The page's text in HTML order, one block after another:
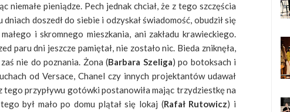
pieniądze. Pech jednak chciał, że z tego szczęścia
doszedł do siebie i odzyskał świadomość, obudził się
i skromnego mieszkania, ani zakładu krawieckiego.
paru dni jeszcze pamiętał, nie zostało nic. Bieda zniknęła,
nie do poznania. Żona (Barbara Szeliga) po botoksach i
od Versace, Chanel czy innych projektantów udawał
tego przypływu gotówki postanowiła mając trzydziestkę na
był mało po domu plątał się lokaj (Rafał Rutowicz) i